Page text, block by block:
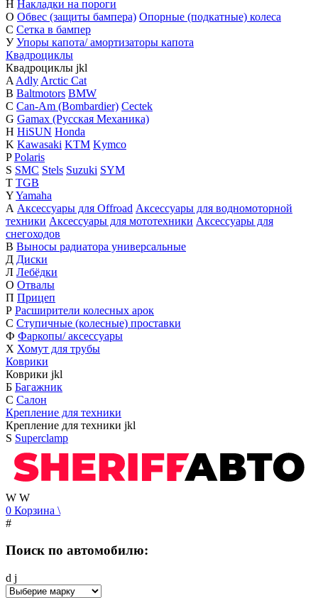
Н Накладки на пороги
О Обвес (защиты бампера) Опорные (подкатные) колеса
С Сетка в бампер
У Упоры капота/ амортизаторы капота
Квадроциклы
Квадроциклы jkl
A Adly Arctic Cat
B Baltmotors BMW
C Can-Am (Bombardier) Cectek
G Gamax (Русская Механика)
H HiSUN Honda
K Kawasaki KTM Kymco
P Polaris
S SMC Stels Suzuki SYM
T TGB
YYamaha
А Аксессуары для Offroad Аксессуары для водномоторной
техники Аксессуары для мототехники Аксессуары для
снегоходов
В Выносы радиатора универсальные
Д Диски
Л Лебёдки
О Отвалы
П Прицеп
Р Расширители колесных арок
С Ступичные (колесные) проставки
Ф Фаркопы/ аксессуары
Х Хомут для трубы
Коврики
Коврики jkl
Б Багажник
С Салон
Крепление для техники
Крепление для техники jkl
S Superclamp
W W
0 Корзина \
#
Поиск по автомобилю:
d j